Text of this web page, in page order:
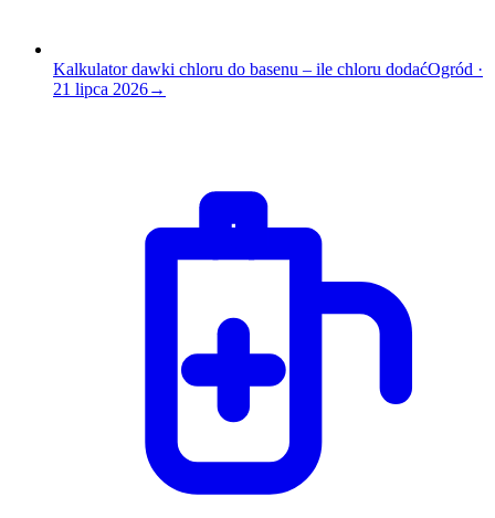
Kalkulator dawki chloru do basenu – ile chloru dodaćOgród ·
21 lipca 2026→